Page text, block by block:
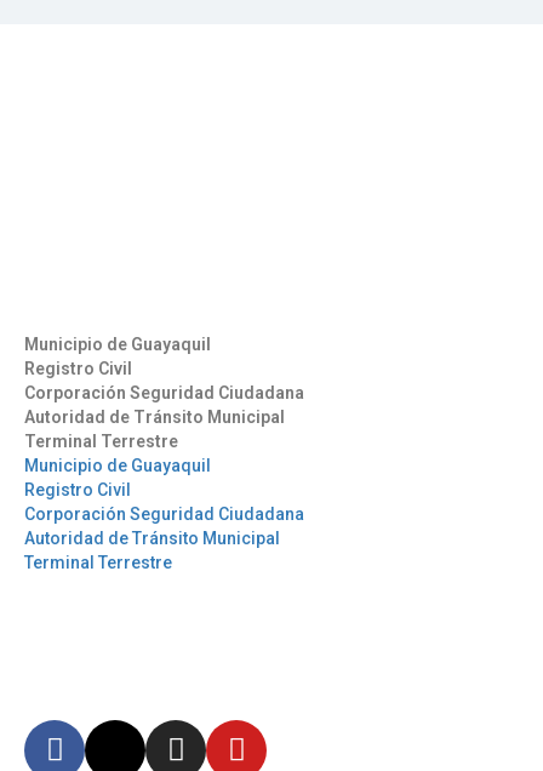
Municipio de Guayaquil
Registro Civil
Corporación Seguridad Ciudadana
Autoridad de Tránsito Municipal
Terminal Terrestre
Municipio de Guayaquil
Registro Civil
Corporación Seguridad Ciudadana
Autoridad de Tránsito Municipal
Terminal Terrestre